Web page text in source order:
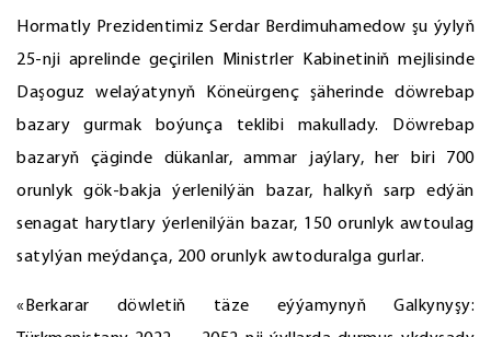
Hormatly Prezidentimiz Serdar Berdimuhamedow şu ýylyň
25-nji aprelinde geçirilen Ministrler Kabinetiniň mejlisinde
Daşoguz welaýatynyň Köneürgenç şäherinde döwrebap
bazary gurmak boýunça teklibi makullady. Döwrebap
bazaryň çäginde dükanlar, ammar jaýlary, her biri 700
orunlyk gök-bakja ýerlenilýän bazar, halkyň sarp edýän
senagat harytlary ýerlenilýän bazar, 150 orunlyk awtoulag
satylýan meýdança, 200 orunlyk awtoduralga gurlar.
«Berkarar döwletiň täze eýýamynyň Galkynyşy: